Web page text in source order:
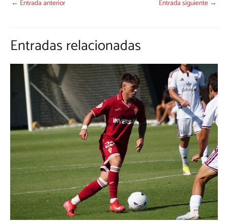
← Entrada anterior Entrada siguiente →
Entradas relacionadas